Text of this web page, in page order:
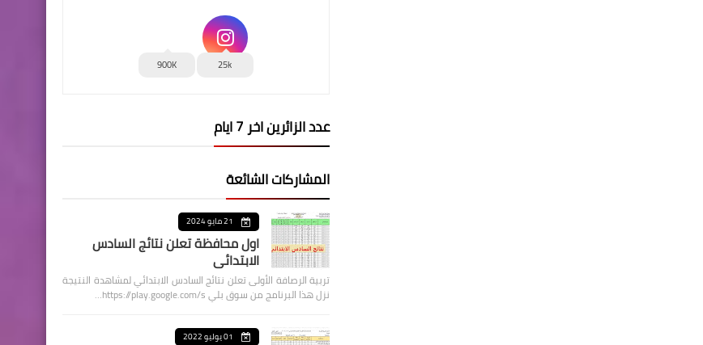
25k
900K
عدد الزائرين اخر 7 ايام
المشاركات الشائعة
21 مايو 2024
اول محافظة تعلن نتائج السادس
الابتدائي
تربية الرصافة الأولى تعلن نتائج السادس الابتدائي لمشاهدة النتيجة
نزل هذا البرنامج من سوق بلي https://play.google.com/s…
01 يوليو 2022